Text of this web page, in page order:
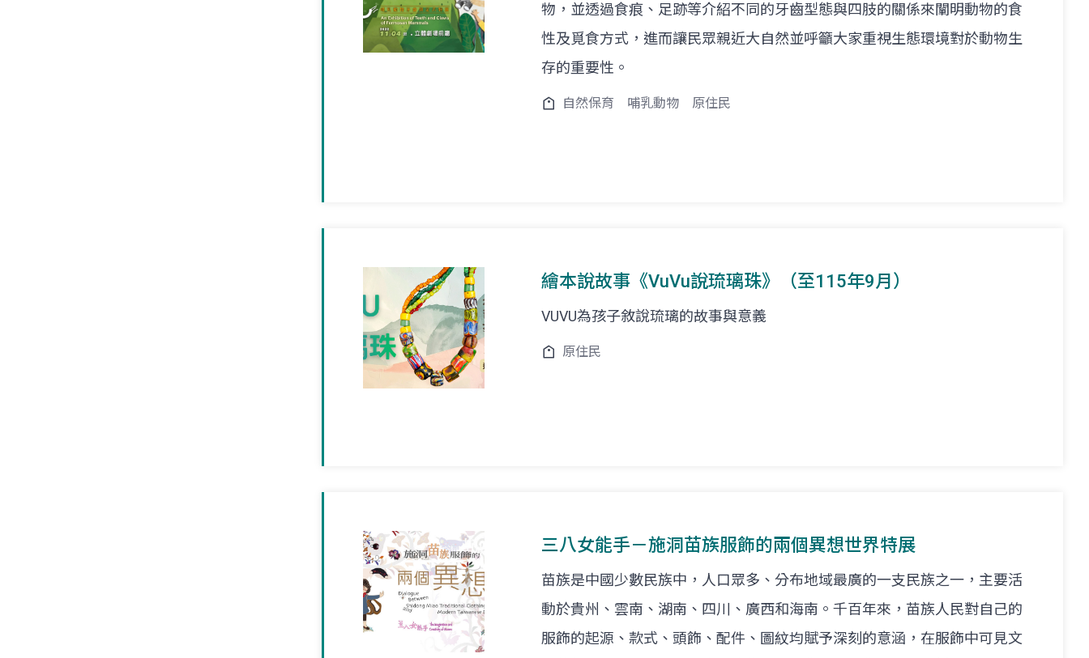
物，並透過食痕、足跡等介紹不同的牙齒型態與四肢的關係來闡明動物的食
性及覓食方式，進而讓民眾親近大自然並呼籲大家重視生態環境對於動物生
存的重要性。
自然保育 哺乳動物 原住民
繪本說故事《VuVu說琉璃珠》（至115年9月）
VUVU為孩子敘說琉璃的故事與意義
原住民
三八女能手－施洞苗族服飾的兩個異想世界特展
苗族是中國少數民族中，人口眾多、分布地域最廣的一支民族之一，主要活
動於貴州、雲南、湖南、四川、廣西和海南。千百年來，苗族人民對自己的
服飾的起源、款式、頭飾、配件、圖紋均賦予深刻的意涵，在服飾中可見文